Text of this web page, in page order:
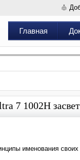
Главная
7 1002H
именования